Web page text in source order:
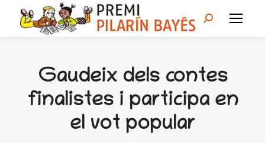
Search:
Gaudeix dels contes
finalistes i participa en
el vot popular